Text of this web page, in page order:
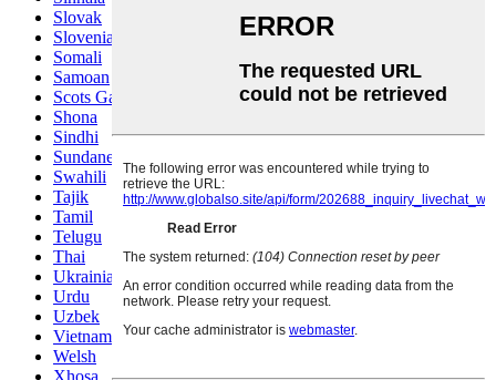
Slovak
Slovenian
Somali
Samoan
Scots Gaelic
Shona
Sindhi
Sundanese
Swahili
Tajik
Tamil
Telugu
Thai
Ukrainian
Urdu
Uzbek
Vietnamese
Welsh
Xhosa